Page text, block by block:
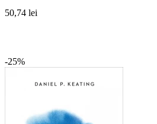
50,74 lei
-25%